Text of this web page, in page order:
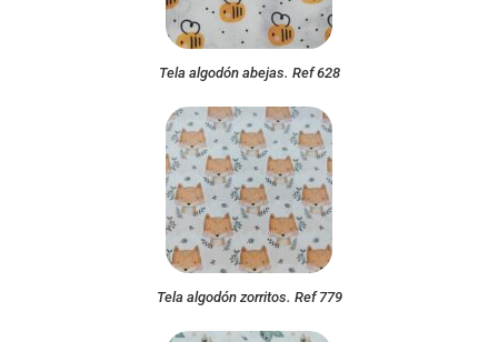
Tela algodón abejas. Ref 628
Tela algodón zorritos. Ref 779